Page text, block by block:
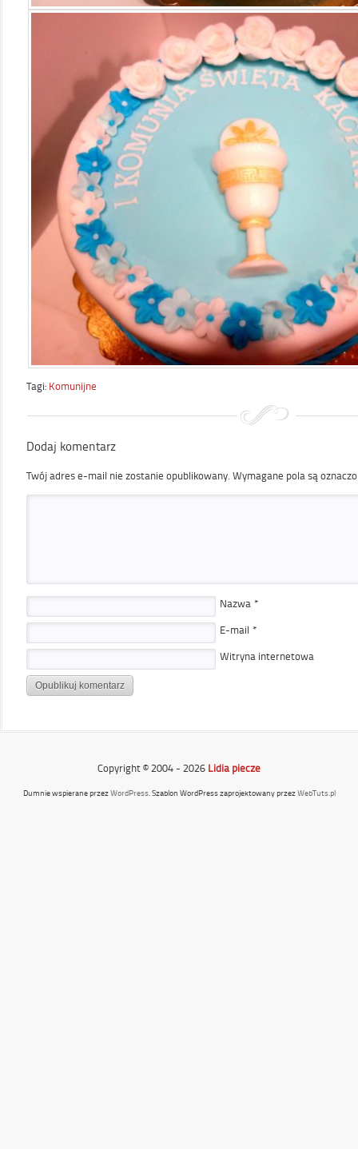
Tagi: Komunijne
Dodaj komentarz
Twój adres e-mail nie zostanie opublikowany. Wymagane pola są
Nazwa *
E-mail *
Witryna internetowa
Copyright © 2004 - 2026 Lidia piecze
Dumnie wspierane przezWordPress. Szablon WordPress zaprojektowany przezWebTuts.pl